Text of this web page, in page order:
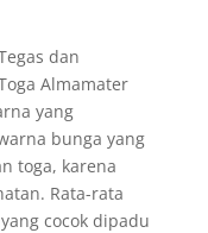
dan
Almamater
yang
bunga yang
toga, karena
Rata-rata
cocok dipadu